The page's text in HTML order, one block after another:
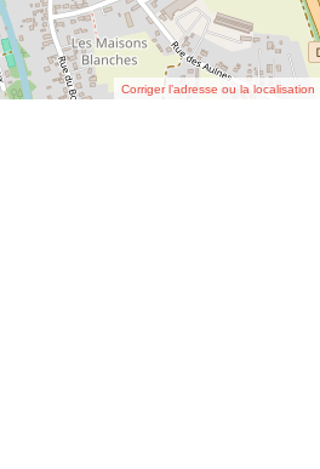
Corriger l’adresse ou la localisation